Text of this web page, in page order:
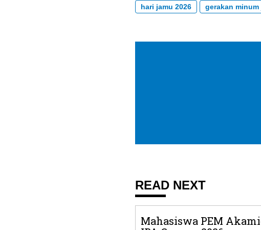
hari jamu 2026 gerakan
READ NEXT
Mahasiswa PEM